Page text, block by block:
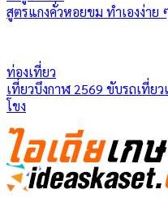
สูตรแกงคั่วหอยขม ทำเองง่าย
ท่องเที่ยว
เที่ยวบึงกาฬ 2569 ขับรถเที่ย
โขง